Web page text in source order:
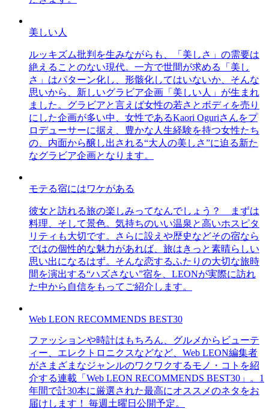
美しい人
ルッキズム批判を生みながらも、「美しさ」の需要は
絶えることのない現代。一方で世間が求める「美し
さ」はパターン化し、形骸化してはいないか、そんな
思いから、新しいグラビア企画「美しい人」が生まれ
ました。グラビアと言えば女性の若さとボディを売り
にした企画が多い中、女性であるKaori Oguriさんをプ
ロデューサーに据え、豊かな人生経験を持つ女性たち
の、内面から醸し出される“大人の美しさ”に迫る新た
なグラビア企画となります。
モテる宿にはワケがある
彼女と訪れる旅の楽しみってなんでしょう？ まずは
料理、そして景色。気持ちのいい温泉と高いホスピタ
リティも大切です。さらに設えや歴史などその宿なら
ではの個性的な魅力があれば、旅はきっと素晴らしい
思い出になるはず。そんな恋するふたりの大切な旅時
間を演出する“ハズさない”宿を、LEONが実際に訪れ
た中から自信をもってご紹介します。
Web LEON RECOMMENDS BEST30
ファッションや時計はもちろん、グルメからビューテ
ィー、エレクトロニクスなどなど、Web LEON編集者
がさまざまなジャンルのワクワクするモノ・コトを紹
介する連載「Web LEON RECOMMENDS BEST30」。1
年間で計30本に厳選された最高にオススメのネタをお
届けします！ 毎週土曜日公開予定。